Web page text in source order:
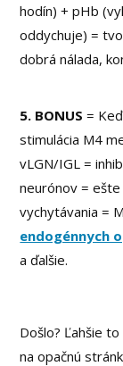
hodín) + pHb
oddychuje) =
dobrá nálada,
5. BONUS=
stimulácia M4
vLGN/IGL =
neurónov =
vychytávania =
endogénnych
a ďalšie.
Došlo? Ľahšie
na opačnú